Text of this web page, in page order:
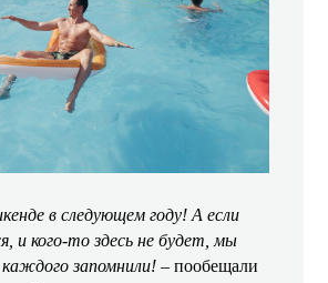
в следующем году! А если
и кого-то здесь не будет, мы
запомнили! – пообещали